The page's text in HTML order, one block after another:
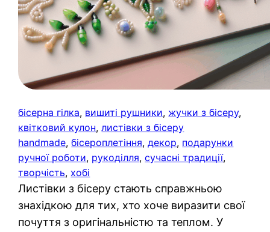
бісерна гілка, вишиті рушники, жучки з бісеру
квітковий кулон, листівки з бісеру
handmade, бісероплетіння, декор, подарунки
ручної роботи, рукоділля, сучасні традиції
творчість, хобі
Листівки з бісеру стають справжньою
знахідкою для тих, хто хоче виразити свої
почуття з оригінальністю та теплом. У